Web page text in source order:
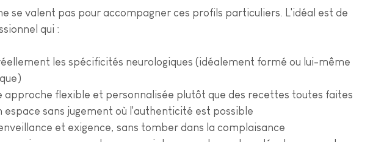
se valent pas pour accompagner ces profils particuliers. L'idéal est de
qui :
les spécificités neurologiques (idéalement formé ou lui-même
approche flexible et personnalisée plutôt que des recettes toutes faites
espace sans jugement où l'authenticité est possible
et exigence, sans tomber dans la complaisance